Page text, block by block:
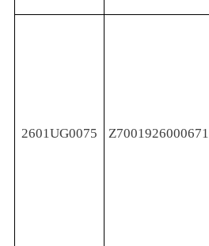
2601UG0075 Z7001926000671